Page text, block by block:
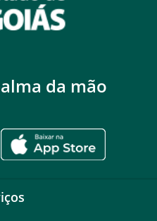
da mão